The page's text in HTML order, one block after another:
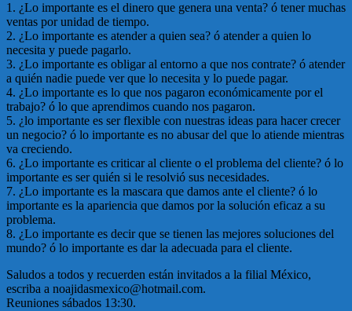
1. ¿Lo importante es el dinero que genera una venta? ó tener muchas
ventas por unidad de tiempo.
2. ¿Lo importante es atender a quien sea? ó atender a quien lo
necesita y puede pagarlo.
3. ¿Lo importante es obligar al entorno a que nos contrate? ó atender
a quién nadie puede ver que lo necesita y lo puede pagar.
4. ¿Lo importante es lo que nos pagaron económicamente por el
trabajo? ó lo que aprendimos cuando nos pagaron.
5. ¿lo importante es ser flexible con nuestras ideas para hacer crecer
un negocio? ó lo importante es no abusar del que lo atiende mientras
va creciendo.
6. ¿Lo importante es criticar al cliente o el problema del cliente? ó lo
importante es ser quién si le resolvió sus necesidades.
7. ¿Lo importante es la mascara que damos ante el cliente? ó lo
importante es la apariencia que damos por la solución eficaz a su
problema.
8. ¿Lo importante es decir que se tienen las mejores soluciones del
mundo? ó lo importante es dar la adecuada para el cliente.
Saludos a todos y recuerden están invitados a la filial México,
escriba a noajidasmexico@hotmail.com.
Reuniones sábados 13:30.